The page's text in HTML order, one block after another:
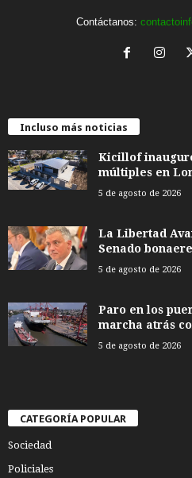
Contáctanos:
Incluso más noticias
Kicillof
múltiples en
5 de agosto de 2026
La Libertad
Senado
5 de agosto de 2026
Paro en los
marcha atrás
5 de agosto de 2026
CATEGORÍA POPULAR
Sociedad
Policiales